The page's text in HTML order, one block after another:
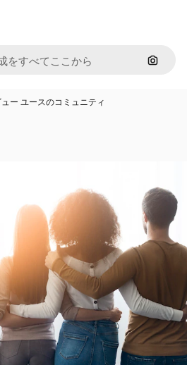
画像で
ー ユースのコミュニティ